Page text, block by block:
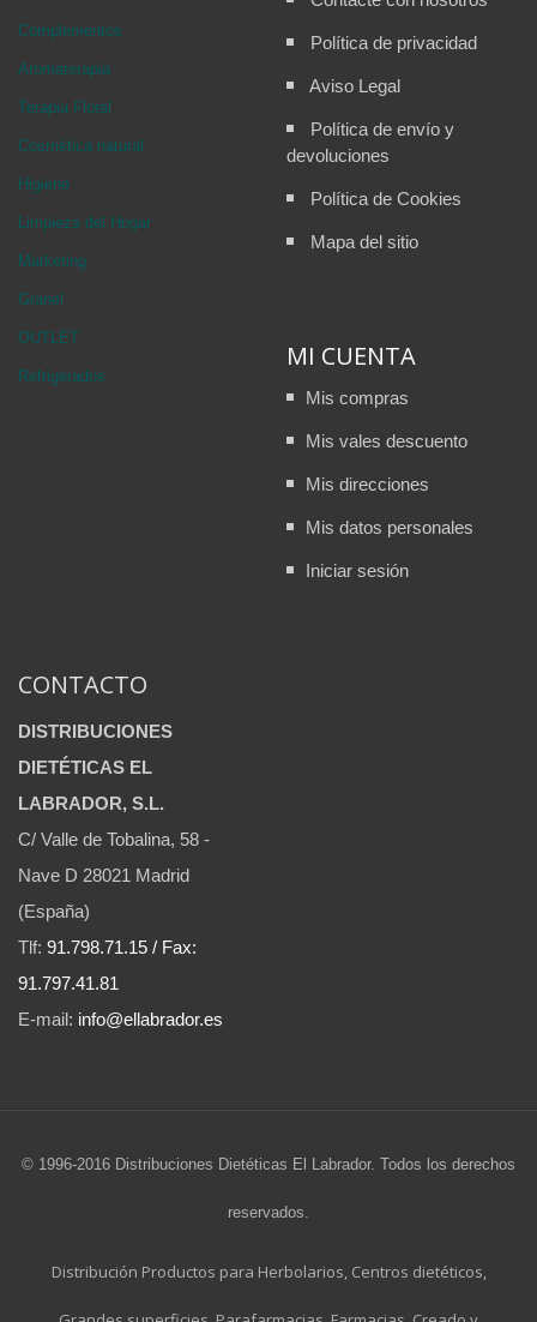
Complementos
Aromaterapia
Terapia Floral
Cosmética natural
Higiene
Limpieza del Hogar
Marketing
Granel
OUTLET
Refrigerados
Política de privacidad
Aviso Legal
Política de envío y
devoluciones
Política de Cookies
Mapa del sitio
MI CUENTA
Mis compras
Mis vales descuento
Mis direcciones
Mis datos personales
Iniciar sesión
CONTACTO
DISTRIBUCIONES
DIETÉTICAS EL
LABRADOR, S.L.
C/ Valle de Tobalina, 58 -
Nave D 28021 Madrid
(España)
Tlf: 91.798.71.15 / Fax:
91.797.41.81
E-mail: info@ellabrador.es
© 1996-2016 Distribuciones Dietéticas El Labrador. Todos los derechos
reservados.
Distribución Productos para Herbolarios, Centros dietéticos,